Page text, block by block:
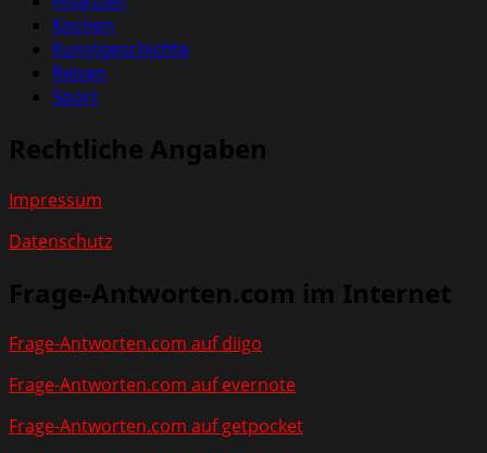
Kochen
Kunstgeschichte
Reisen
Sport
Rechtliche Angaben
Impressum
Datenschutz
Frage-Antworten.com im Internet
Frage-Antworten.com auf diigo
Frage-Antworten.com auf evernote
Frage-Antworten.com auf getpocket